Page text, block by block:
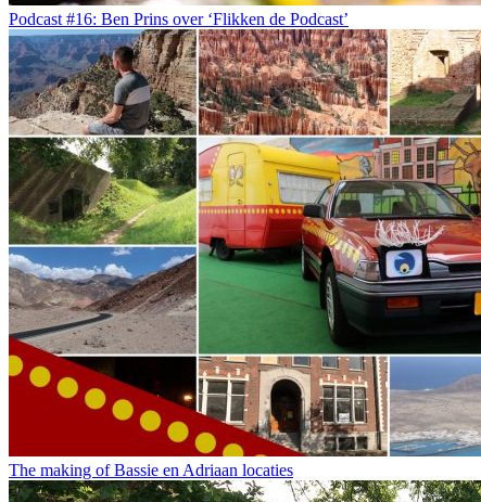
Podcast #16: Ben Prins over ‘Flikken de Podcast’
The making of Bassie en Adriaan locaties